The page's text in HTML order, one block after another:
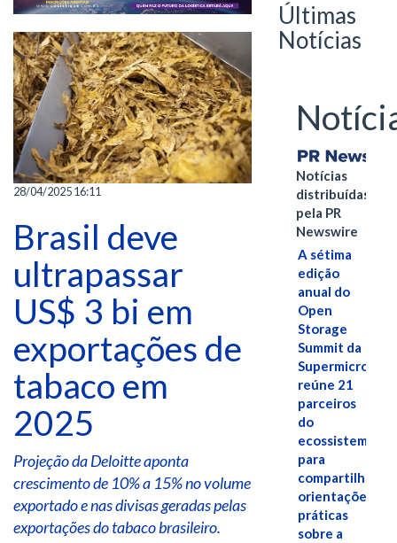
28/04/2025 16:11
Brasil deve
ultrapassar
US$ 3 bi em
exportações de
tabaco em
2025
Projeção da Deloitte aponta
crescimento de 10% a 15% no volume
exportado e nas divisas geradas pelas
exportações do tabaco brasileiro.
Últimas
Notícias
Notícias
distribuídas
pela PR
Newswire
A sétima
edição
anual do
Open
Storage
Summit da
Supermicro
reúne 21
parceiros
do
ecossistema
para
compartilhar
orientações
práticas
sobre a